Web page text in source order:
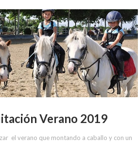
Verano 2019
el verano que montando a caballo y con un